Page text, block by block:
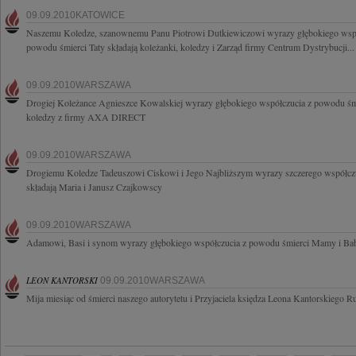
09.09.2010KATOWICE
Naszemu Koledze, szanownemu Panu Piotrowi Dutkiewiczowi wyrazy głębokiego
powodu śmierci Taty składają koleżanki, koledzy i Zarząd firmy Centrum Dystrybucji...
09.09.2010WARSZAWA
Drogiej Koleżance Agnieszce Kowalskiej wyrazy głębokiego współczucia z powodu
koledzy z firmy AXA DIRECT
09.09.2010WARSZAWA
Drogiemu Koledze Tadeuszowi Ciskowi i Jego Najbliższym wyrazy szczerego
składają Maria i Janusz Czajkowscy
09.09.2010WARSZAWA
Adamowi, Basi i synom wyrazy głębokiego współczucia z powodu śmierci Mamy i
LEON KANTORSKI 09.09.2010WARSZAWA
Mija miesiąc od śmierci naszego autorytetu i Przyjaciela księdza Leona Kantorskiego